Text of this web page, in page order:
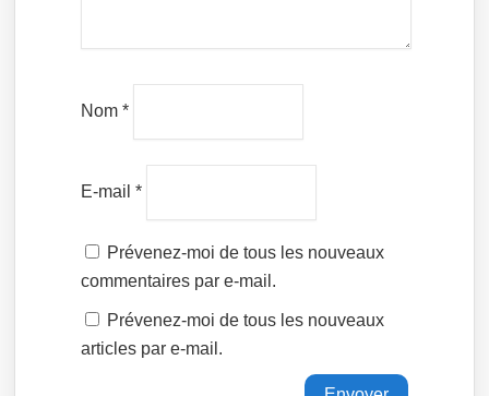
Nom*
E-mail*
Prévenez-moi de tous les nouveaux
commentaires par e-mail.
Prévenez-moi de tous les nouveaux
articles par e-mail.